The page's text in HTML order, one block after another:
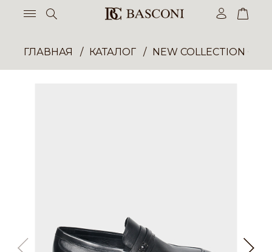
ГЛАВНАЯ КАТАЛОГ NEW COLLECTION